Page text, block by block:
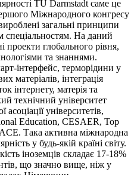
TU Darmstadt саме це
Міжнародного конгресу
загальні принципи
спеціальностям. На даний
проекти глобального рівня,
та знаннями.
інтерфейс, терморідини у
матеріалів, інтеграція
інтернету, матерія та
технічний університет
університетів,
Education, CESAER, Top
Така активна міжнародна
у будь-якій країні світу.
іноземців складає 17-18%
що значно вище, ніж у